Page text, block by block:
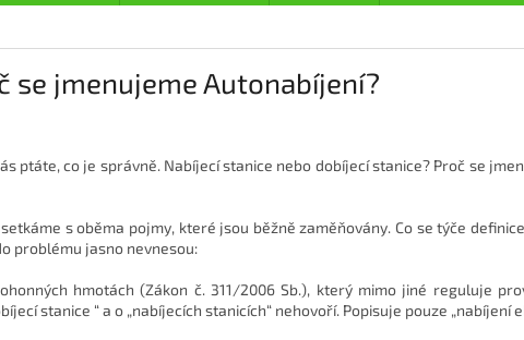
se jmenujeme Autonabíjení?
ptáte, co je správně. Nabíjecí stanice nebo dobíjecí stanice? Proč se
s oběma pojmy, které jsou běžně zaměňovány. Co se týče
problému jasno nevnesou:
hmotách (Zákon č. 311/2006 Sb.), který mimo jiné reguluje
stanice “ a o „nabíjecích stanicích“ nehovoří. Popisuje pouze „nabíjení